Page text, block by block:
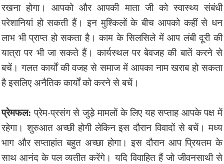
रखना होगा। आपको और आपकी माता जी को स्वास्थ्य संबंधी
परेशानियां हो सकती हैं। इन मुश्किलों के बीच आपको कहीं से धन
लाभ भी प्राप्त हो सकता है। काम के सिलसिले में आप लंबी दूरी की
यात्रा पर भी जा सकते हैं। कार्यस्थल पर बेवजह की बातें करने से
बचें। गलत कार्यों की वजह से समाज में आपका नाम खराब हो सकता
है इसलिए अनैतिक कार्यों को करने से बचें।
प्रेमफल: प्रेम-प्रसंग से जुड़े मामलों के लिए यह सप्ताह आपके पक्ष में
रहेगा। शुरुआत अच्छी होगी लेकिन इस दौरान विवादों से बचें। मध्य
भाग और सप्ताहांत बहुत अच्छा होगा। इस दौरान आप प्रियतम के
साथ आनंद के पल व्यतीत करेंगे। यदि विवाहित हैं जो जीवनसाथी से